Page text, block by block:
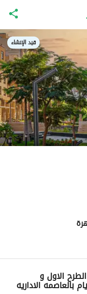
قيد الإنشاء
الاول و
ايام بالعاصمه الاداريه